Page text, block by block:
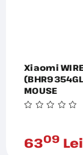
Xiaomi
MOUSE
6309 Lei